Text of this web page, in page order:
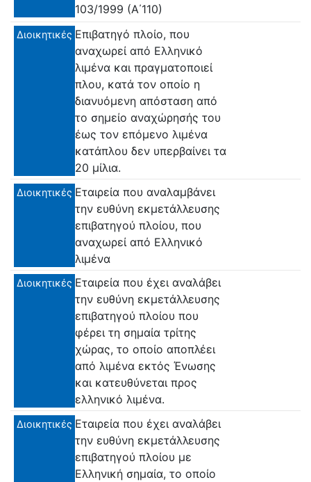
103/1999 (Α΄110)
Διοικητικές Επιβατηγό πλοίο, που
αναχωρεί από Ελληνικό
λιμένα και πραγματοποιεί
πλου, κατά τον οποίο η
διανυόμενη απόσταση από
το σημείο αναχώρησής του
έως τον επόμενο λιμένα
κατάπλου δεν υπερβαίνει τα
20 μίλια.
Διοικητικές Εταιρεία που αναλαμβάνει
την ευθύνη εκμετάλλευσης
επιβατηγού πλοίου, που
αναχωρεί από Ελληνικό
λιμένα
Διοικητικές Εταιρεία που έχει αναλάβει
την ευθύνη εκμετάλλευσης
επιβατηγού πλοίου που
φέρει τη σημαία τρίτης
χώρας, το οποίο αποπλέει
από λιμένα εκτός Ένωσης
και κατευθύνεται προς
ελληνικό λιμένα.
Διοικητικές Εταιρεία που έχει αναλάβει
την ευθύνη εκμετάλλευσης
επιβατηγού πλοίου με
Ελληνική σημαία, το οποίο